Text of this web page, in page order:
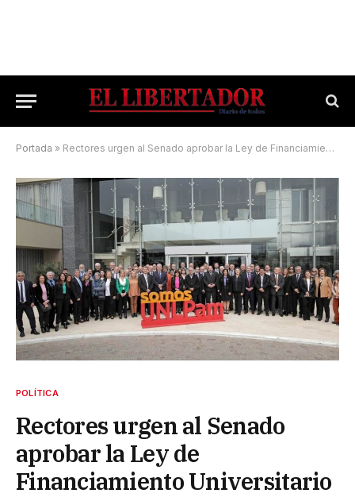
Portada » Rectores urgen al Senado aprobar la Ley de Financiamiento Universitario
POLÍTICA
Rectores urgen al Senado
aprobar la Ley de
Financiamiento Universitario